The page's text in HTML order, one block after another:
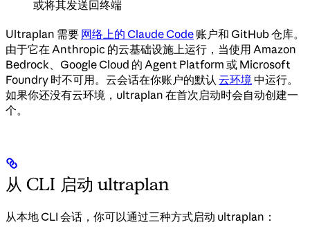
或将其发送回终端
Ultraplan 需要 网络上的 Claude Code 账户和 GitHub 仓库。
由于它在 Anthropic 的云基础设施上运行，当使用 Amazon
Bedrock、Google Cloud 的 Agent Platform 或 Microsoft
Foundry 时不可用。云会话在你账户的默认 云环境中运行。
如果你还没有云环境，ultraplan 在首次启动时会自动创建一
个。
从 CLI 启动 ultraplan
从本地 CLI 会话，你可以通过三种方式启动 ultraplan：